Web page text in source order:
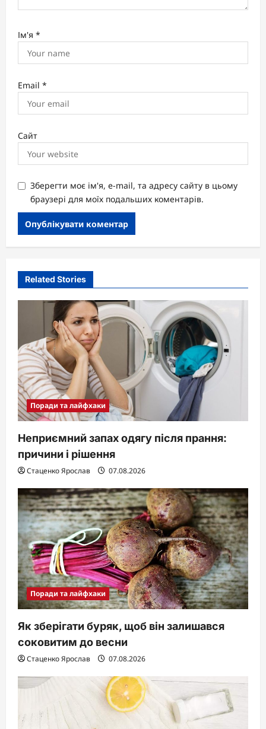
Ім'я *
Email *
Сайт
Зберегти моє ім'я, e-mail, та адресу сайту в цьому
браузері для моїх подальших коментарів.
Related Stories
Поради та лайфхаки
Неприємний запах одягу після прання:
причини і рішення
Стаценко Ярослав 07.08.2026
Поради та лайфхаки
Як зберігати буряк, щоб він залишався
соковитим до весни
Стаценко Ярослав 07.08.2026